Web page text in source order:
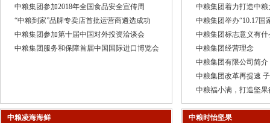
中粮集团参加2018年全国食品安全宣传周
“中粮到家”品牌专卖店首批运营商遴选成功
中粮集团参加第十届中国对外投资洽谈会
中粮集团服务和保障首届中国国际进口博览会
中粮集团着力打造中
中粮集团举办“10.17国
中粮集团标志意义有什
中粮集团经营理念
中粮集团有限公司简介
中粮集团改革再提速
中粮福小满，打造坚果
中粮凌海海鲜 中粮时怡坚果